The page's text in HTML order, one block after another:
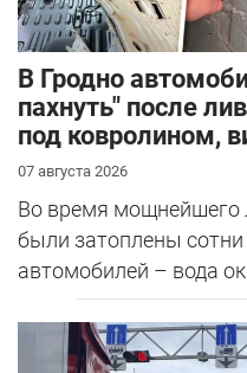
В Гродно
пахнуть" после
под ковролином,
07 августа 2026
Во время мощнейшего
были затоплены
автомобилей – вода